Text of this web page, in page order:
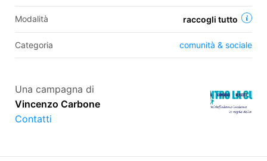
IT
ES
Modalità raccogli tutto
Categoria comunità & sociale
Una campagna di
Vincenzo Carbone
Contatti